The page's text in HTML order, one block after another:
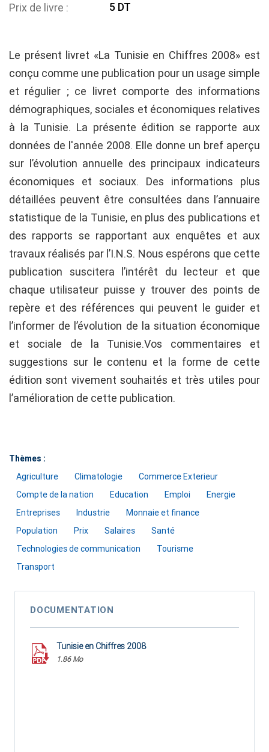
Prix de livre
5 DT
Le présent livret «La Tunisie en Chiffres 2008» est
conçu comme une publication pour un usage simple
et régulier ; ce livret comporte des informations
démographiques, sociales et économiques relatives
à la Tunisie. La présente édition se rapporte aux
données de l'année 2008. Elle donne un bref aperçu
sur l’évolution annuelle des principaux indicateurs
économiques et sociaux. Des informations plus
détaillées peuvent être consultées dans l’annuaire
statistique de la Tunisie, en plus des publications et
des rapports se rapportant aux enquêtes et aux
travaux réalisés par l’I.N.S. Nous espérons que cette
publication suscitera l’intérêt du lecteur et que
chaque utilisateur puisse y trouver des points de
repère et des références qui peuvent le guider et
l’informer de l’évolution de la situation économique
et sociale de la Tunisie.Vos commentaires et
suggestions sur le contenu et la forme de cette
édition sont vivement souhaités et très utiles pour
l’amélioration de cette publication.
Thèmes :
Agriculture
Climatologie
Commerce Exterieur
Compte de la nation
Education Emploi
Energie
Entreprises
Industrie
Monnaie et finance
Population
Prix Salaires
Santé
Technologies de communication
Tourisme
Transport
DOCUMENTATION
Tunisie en Chiffres 2008
1.86 Mo